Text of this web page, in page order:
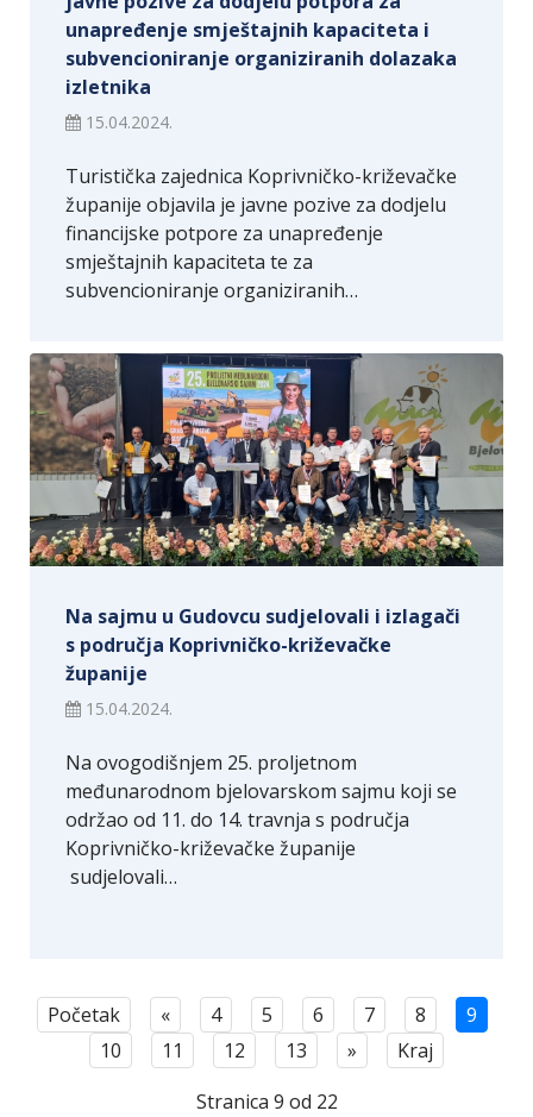
unapređenje smještajnih kapaciteta i
subvencioniranje organiziranih dolazaka
izletnika
15.04.2024.
Turistička zajednica Koprivničko-križevačke
županije objavila je javne pozive za dodjelu
financijske potpore za unapređenje
smještajnih kapaciteta te za
subvencioniranje organiziranih…
Na sajmu u Gudovcu sudjelovali i izlagači
s područja Koprivničko-križevačke
županije
15.04.2024.
Na ovogodišnjem 25. proljetnom
međunarodnom bjelovarskom sajmu koji se
održao od 11. do 14. travnja s područja
Koprivničko-križevačke županije
sudjelovali…
Početak « 4 5 6 7 8
9
10
11 12 13 »
Kraj
Stranica 9 od 22